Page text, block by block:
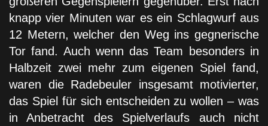
knapp vier Minuten war es ein Schlagwurf aus
12 Metern, welcher den Weg ins gegnerische
Tor fand. Auch wenn das Team besonders in
Halbzeit zwei mehr zum eigenen Spiel fand,
waren die Radebeuler insgesamt motivierter,
das Spiel für sich entscheiden zu wollen – was
in Anbetracht des Spielverlaufs auch nicht